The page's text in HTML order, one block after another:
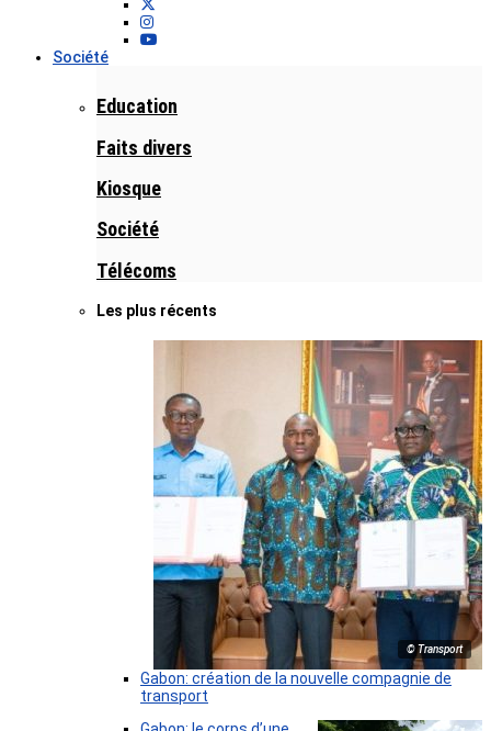
Société
Education
Faits divers
Kiosque
Société
Télécoms
Les plus récents
© Transport
Gabon: création de la nouvelle compagnie de
transport